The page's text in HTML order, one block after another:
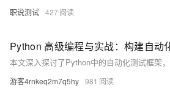
职说测试 427
Python 高级编程与实战：构建自动
游客4rnkeq2m7q5hy 981